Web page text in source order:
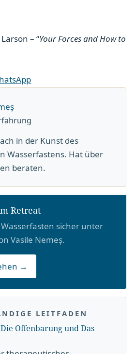
– “Your Forces and How to
in der Kunst des
Wasserfastens. Hat über
beraten.
Retreat
sicher unter
Vasile Nemeș.
→
LEITFADEN
Offenbarung und Das